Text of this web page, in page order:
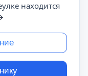
находится